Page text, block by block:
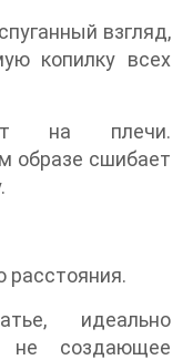
взгляд,
копилку всех
на плечи.
образе сшибает
расстояния.
идеально
не создающее